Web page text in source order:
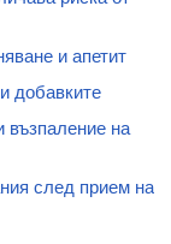
и апетит
добавките
възпаление на
след прием на